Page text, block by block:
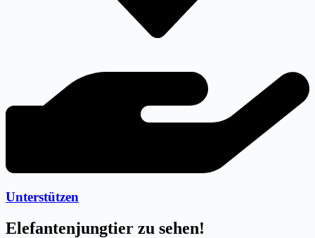
Unterstützen
Elefantenjungtier zu sehen!